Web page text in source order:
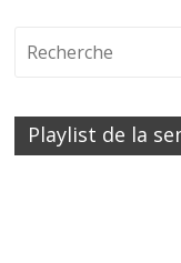
Playlist de la